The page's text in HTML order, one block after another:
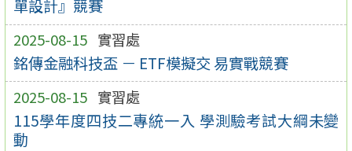
單設計』競賽
2025-08-15 實習處
銘傳金融科技盃 － ETF模擬交 易實戰競賽
2025-08-15 實習處
115學年度四技二專統一入 學測驗考試大綱未變
動